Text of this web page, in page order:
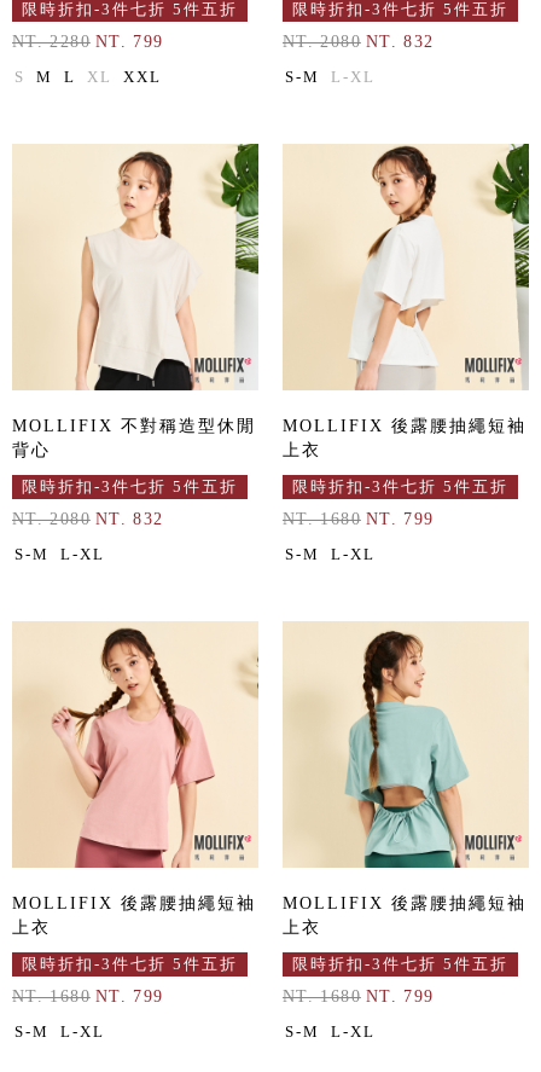
限時折扣-3件七折 5件五折
NT. 2280 NT. 799
S M L XL XXL
限時折扣-3件七折 5件五折
NT. 2080 NT. 832
S-M L-XL
MOLLIFIX 不對稱造型休閒
背心
限時折扣-3件七折 5件五折
NT. 2080 NT. 832
S-M L-XL
MOLLIFIX 後露腰抽繩短袖
上衣
限時折扣-3件七折 5件五折
NT. 1680 NT. 799
S-M L-XL
MOLLIFIX 後露腰抽繩短袖
上衣
限時折扣-3件七折 5件五折
NT. 1680 NT. 799
S-M L-XL
MOLLIFIX 後露腰抽繩短袖
上衣
限時折扣-3件七折 5件五折
NT. 1680 NT. 799
S-M L-XL